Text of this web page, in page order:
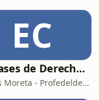
EC
En clases de Derecho - Legalité
Andrés Moreta - Profedelderecho - Legalité